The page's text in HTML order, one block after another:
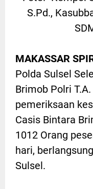
S.Pd.,
MAKASSAR
Polda Sulsel
Brimob Polri
pemeriksaan
Casis Bintara
1012 Orang
hari,
Sulsel.